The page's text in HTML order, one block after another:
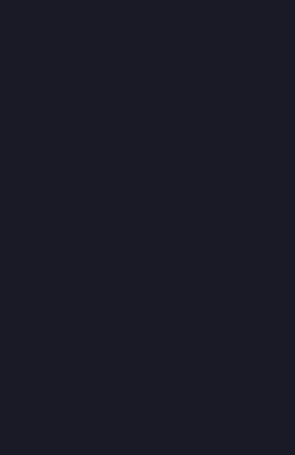
Je kunt een terugbetaling van saldo in
aanvragen binnen veertien dagen na
is gekocht en je er niets van hebt
Steam biedt voor sommige inhoud en
toegang (bijv. maandelijks, jaarlijks)
basis voor betaalt. Als een
huidige gefactureerde periode niet
terugbetaling aanvragen binnen 48 u.
aankoop, of binnen 48 u. na elke
beschouwen een abonnement als
meerdere spellen uit het abonnement
gefactureerde periode, of als er een of
kortingen inbegrepen bij het
Je kunt een lopend abonnement
. Zodra je
abonnement niet meer automatisch
blijft wel toegang hebben tot alle
aan je abonnement tot de huidige